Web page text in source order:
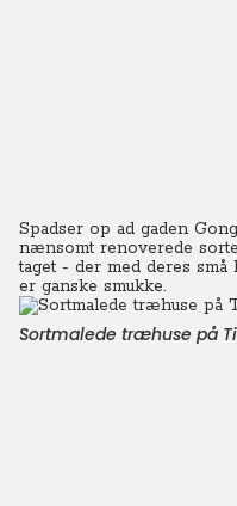
Spadser op ad gaden
nænsomt renoverede
taget - der med deres
er ganske smukke.
Sortmalede træhuse på